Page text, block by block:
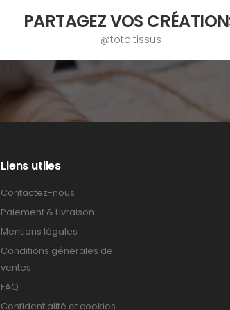
PARTAGEZ VOS
@toto.tissus
Liens utiles
Contactez-nous
Paiement & Livraison
Mentions légales
Conditions générales de
ventes
FAQ
Confidentialité et cookies